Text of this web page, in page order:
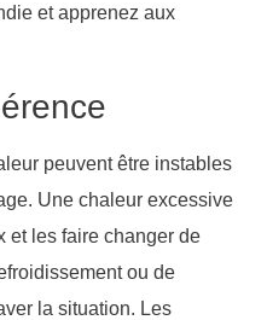
et apprenez aux
peuvent être instables
Une chaleur excessive
et les faire changer de
ou de
la situation. Les